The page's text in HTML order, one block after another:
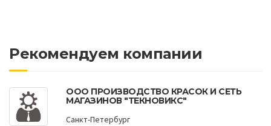
Рекомендуем компании
ООО ПРОИЗВОДСТВО КРАСОК И СЕТЬ
МАГАЗИНОВ "ТЕКНОВИКС"
Санкт-Петербург